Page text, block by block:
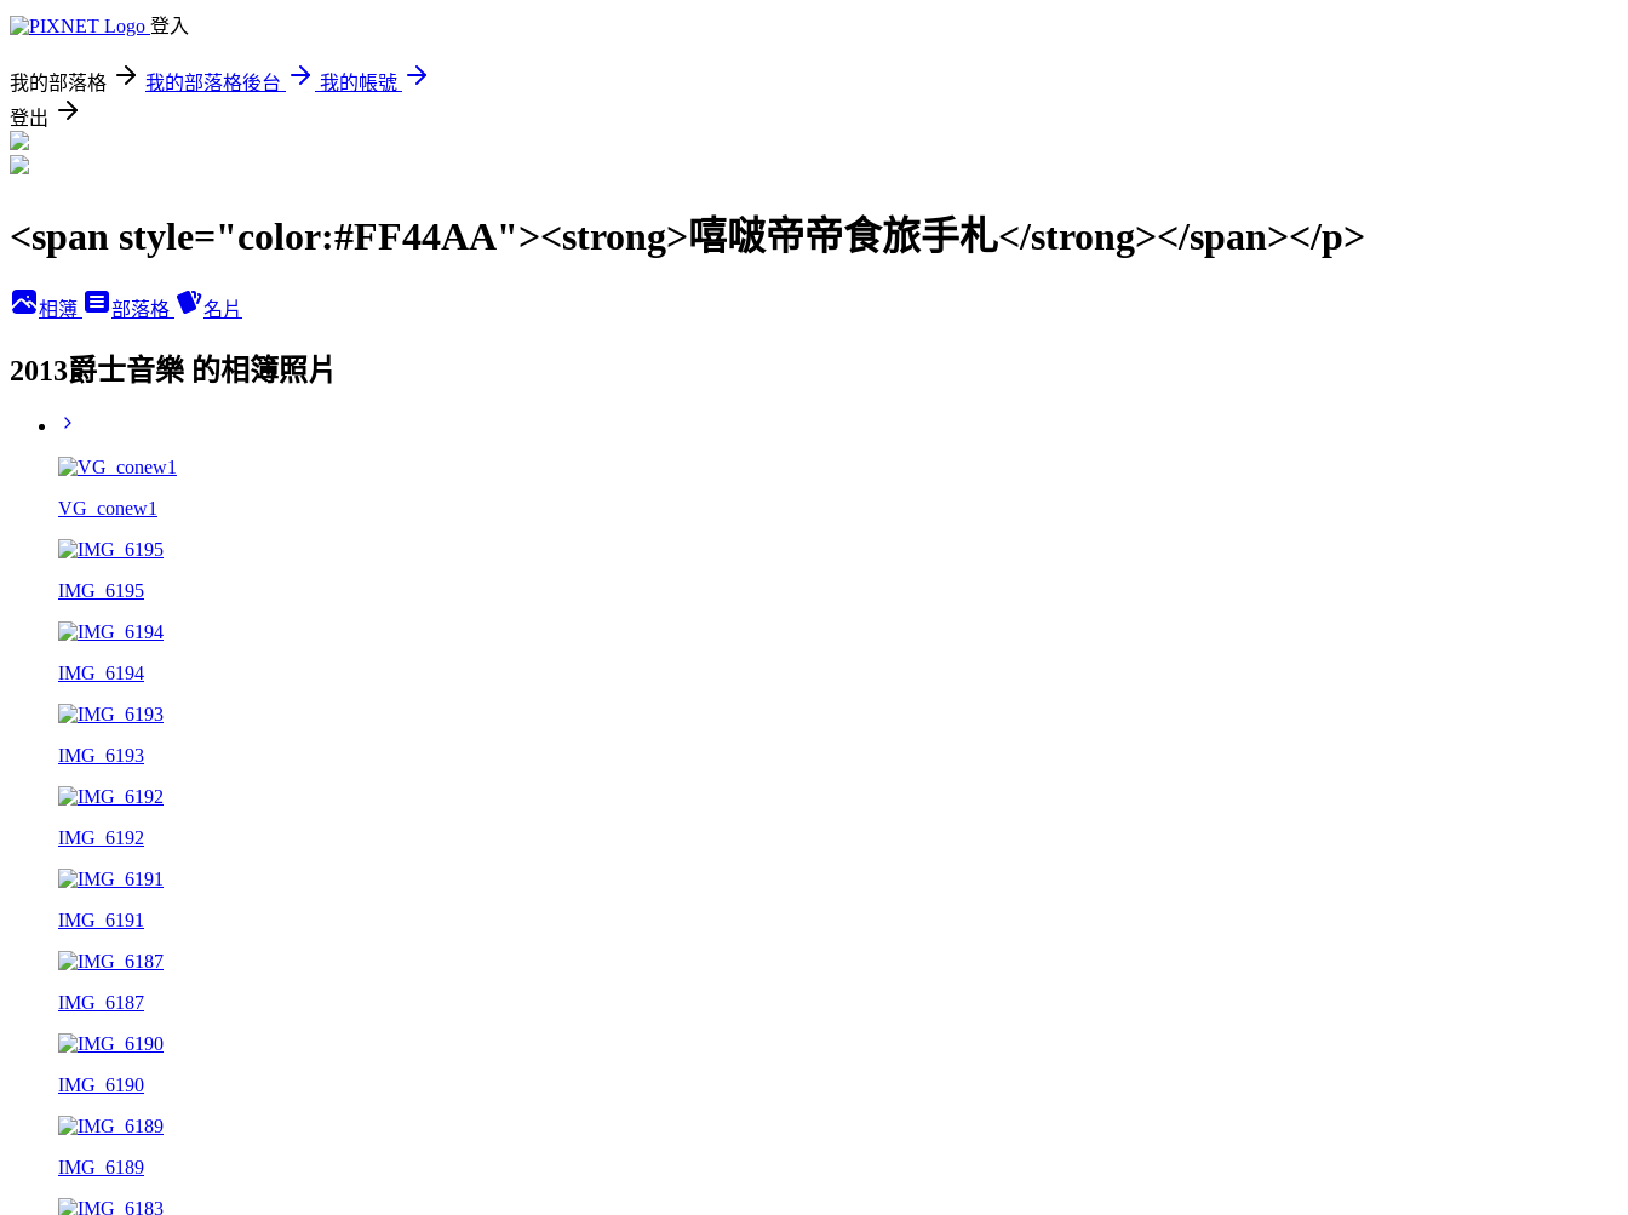
登入
我的部落格 我的部落格後台
我的帳號
登出
<span style="color:#FF44AA"><strong>嘻啵帝帝食旅手札</strong></span></p>
相簿 部落格 名片
2013爵士音樂 的相簿照片
VG_conew1
IMG_6195
IMG_6194
IMG_6193
IMG_6192
IMG_6191
IMG_6187
IMG_6190
IMG_6189